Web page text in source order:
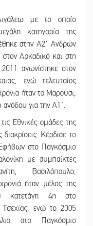
με το οποίο
κατηγορία της
στην Α2΄ Ανδρών
Αρκαδικό και στη
αγωνίστηκε στον
ενώ τελευταίος
ήταν το Μαρούσι,
ανόδου για την Α1΄.
Εθνικές ομάδες της
Κέρδισε το
στο Παγκόσμιο
με συμπαίκτες
Βασιλόπουλο,
ήταν μέλος της
κατετάγη 4η στο
ενώ το 2005
στο Παγκόσμιο